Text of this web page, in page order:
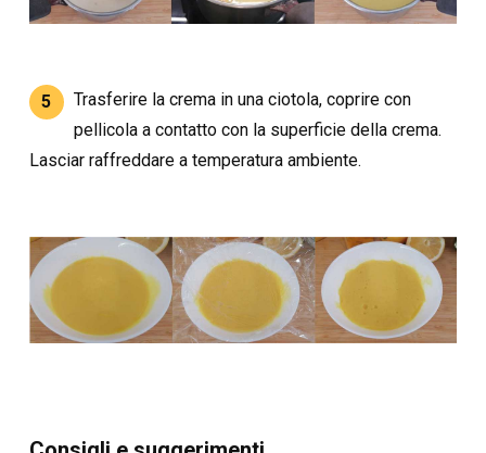
5
Trasferire la crema in una ciotola, coprire con
pellicola a contatto con la superficie della crema.
Lasciar raffreddare a temperatura ambiente.